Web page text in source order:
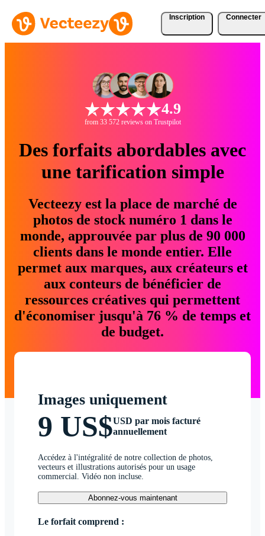
Inscription Connecter
4.9
from 33 572 reviews on Trustpilot
Des forfaits abordables avec
une tarification simple
Vecteezy est la place de marché de
photos de stock numéro 1 dans le
monde, approuvée par plus de 90 000
clients dans le monde entier. Elle
permet aux marques, aux créateurs et
aux conteurs de bénéficier de
ressources créatives qui permettent
d'économiser jusqu'à 76 % de temps et
de budget.
Images uniquement
9 US$USD par mois facturé
annuellement
Accédez à l'intégralité de notre collection de photos,
vecteurs et illustrations autorisés pour un usage
commercial. Vidéo non incluse.
Abonnez-vous maintenant
Le forfait comprend :